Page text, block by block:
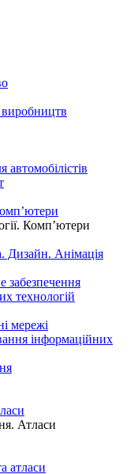
виробництв
автомобілістів
Комп’ютери
Дизайн. Анімація
забезпечення
технологій
мережі
інформаційних
Атласи
атласи